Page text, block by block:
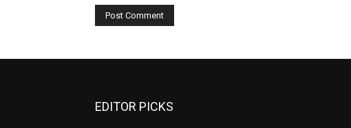
EDITOR PICKS